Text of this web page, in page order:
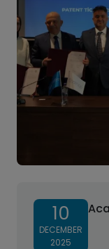
10
DECEMBER
2025